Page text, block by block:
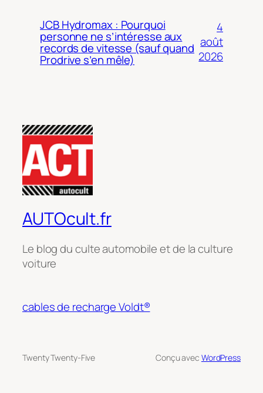
JCB Hydromax : Pourquoi
personne ne s’intéresse aux
records de vitesse (sauf quand
Prodrive s’en mêle)
4
août
2026
AUTOcult.fr
Le blog du culte automobile et de la culture
voiture
cables de recharge Voldt®
Twenty Twenty-Five Conçu avec WordPress